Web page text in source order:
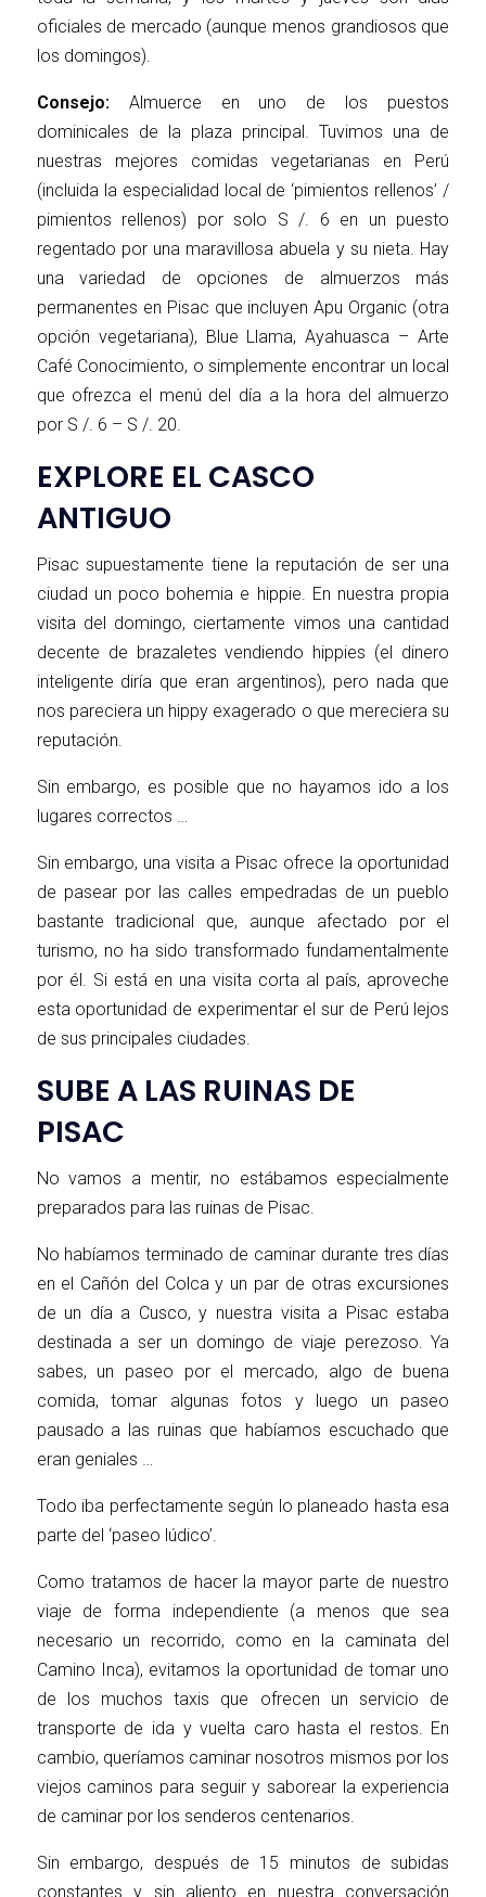
oficiales de mercado (aunque menos grandiosos que
los domingos).
Consejo:Almuerce en uno de los puestos
dominicales de la plaza principal. Tuvimos una de
nuestras mejores comidas vegetarianas en Perú
(incluida la especialidad local de ‘pimientos rellenos’ /
pimientos rellenos) por solo S /. 6 en un puesto
regentado por una maravillosa abuela y su nieta. Hay
una variedad de opciones de almuerzos más
permanentes en Pisac que incluyen Apu Organic (otra
opción vegetariana), Blue Llama, Ayahuasca – Arte
Café Conocimiento, o simplemente encontrar un local
que ofrezca el menú del día a la hora del almuerzo
por S /. 6 – S /. 20.
EXPLORE EL CASCO
ANTIGUO
Pisac supuestamente tiene la reputación de ser una
ciudad un poco bohemia e hippie. En nuestra propia
visita del domingo, ciertamente vimos una cantidad
decente de brazaletes vendiendo hippies (el dinero
inteligente diría que eran argentinos), pero nada que
nos pareciera un hippy exagerado o que mereciera su
reputación.
Sin embargo, es posible que no hayamos ido a los
lugares correctos …
Sin embargo, una visita a Pisac ofrece la oportunidad
de pasear por las calles empedradas de un pueblo
bastante tradicional que, aunque afectado por el
turismo, no ha sido transformado fundamentalmente
por él. Si está en una visita corta al país, aproveche
esta oportunidad de experimentar el sur de Perú lejos
de sus principales ciudades.
SUBE A LAS RUINAS DE
PISAC
No vamos a mentir, no estábamos especialmente
preparados para las ruinas de Pisac.
No habíamos terminado de caminar durante tres días
en el Cañón del Colca y un par de otras excursiones
de un día a Cusco, y nuestra visita a Pisac estaba
destinada a ser un domingo de viaje perezoso. Ya
sabes, un paseo por el mercado, algo de buena
comida, tomar algunas fotos y luego un paseo
pausado a las ruinas que habíamos escuchado que
eran geniales …
Todo iba perfectamente según lo planeado hasta esa
parte del ‘paseo lúdico’.
Como tratamos de hacer la mayor parte de nuestro
viaje de forma independiente (a menos que sea
necesario un recorrido, como en la caminata del
Camino Inca), evitamos la oportunidad de tomar uno
de los muchos taxis que ofrecen un servicio de
transporte de ida y vuelta caro hasta el restos. En
cambio, queríamos caminar nosotros mismos por los
viejos caminos para seguir y saborear la experiencia
de caminar por los senderos centenarios.
Sin embargo, después de 15 minutos de subidas
constantes y sin aliento en nuestra conversación